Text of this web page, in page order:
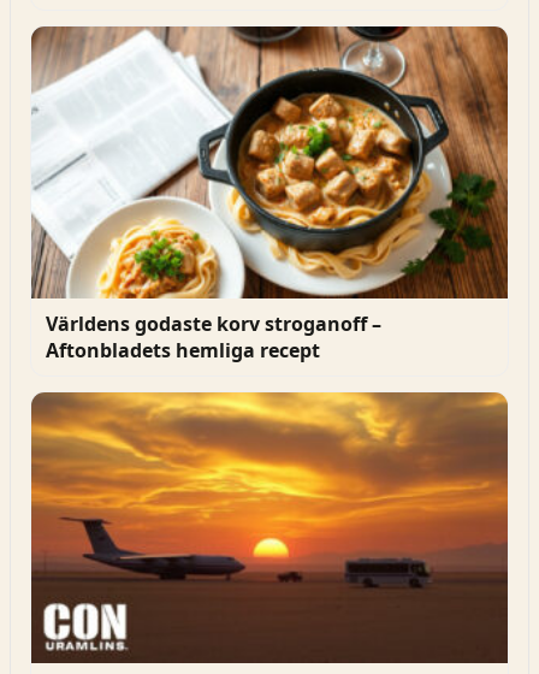
Världens godaste korv stroganoff –
Aftonbladets hemliga recept